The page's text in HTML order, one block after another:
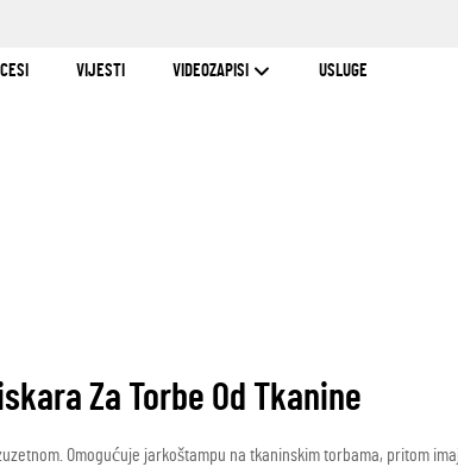
VIJESTI VIDEOZAPISI USLUGE
Za Torbe Od Tkanine
Omogućuje jarkoštampu na tkaninskim torbama, pritom